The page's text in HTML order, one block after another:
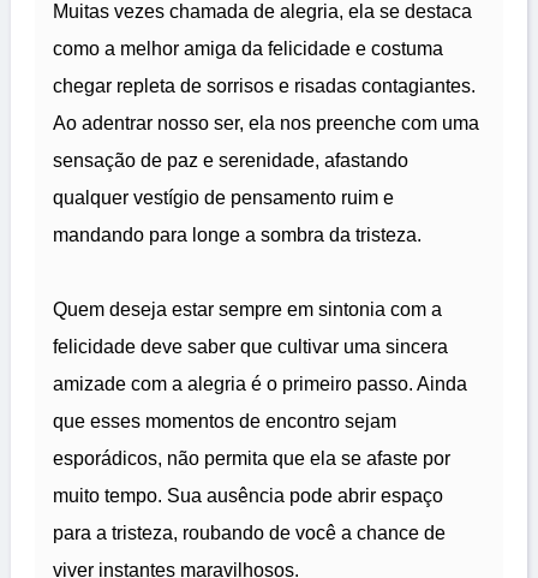
Muitas vezes chamada de alegria, ela se destaca
como a melhor amiga da felicidade e costuma
chegar repleta de sorrisos e risadas contagiantes.
Ao adentrar nosso ser, ela nos preenche com uma
sensação de paz e serenidade, afastando
qualquer vestígio de pensamento ruim e
mandando para longe a sombra da tristeza.
Quem deseja estar sempre em sintonia com a
felicidade deve saber que cultivar uma sincera
amizade com a alegria é o primeiro passo. Ainda
que esses momentos de encontro sejam
esporádicos, não permita que ela se afaste por
muito tempo. Sua ausência pode abrir espaço
para a tristeza, roubando de você a chance de
viver instantes maravilhosos.